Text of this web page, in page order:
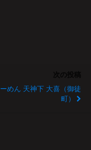
めん 天神下 大喜（御徒
町）